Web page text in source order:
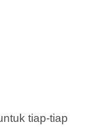
tiap-tiap